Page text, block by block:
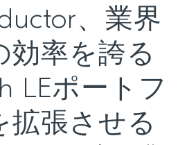
、業界
効率を誇る
LEポートフ
拡張させる